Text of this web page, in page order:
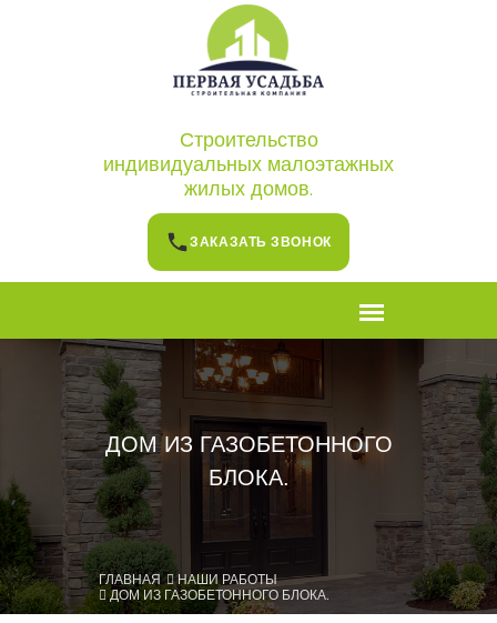
Строительство
индивидуальных малоэтажных
жилых домов.
ЗАКАЗАТЬ ЗВОНОК
ДОМ ИЗ ГАЗОБЕТОННОГО
БЛОКА.
ГЛАВНАЯ
НАШИ РАБОТЫ
ДОМ ИЗ ГАЗОБЕТОННОГО БЛОКА.